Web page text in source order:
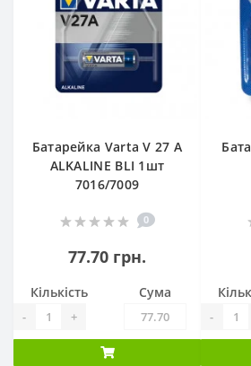
Батарейка Varta V 27 A
ALKALINE BLI 1шт
7016/7009
0
77.70 грн.
Кількість
- +
Сума
-